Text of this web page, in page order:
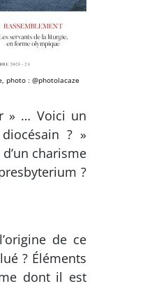
photo : @photolacaze
» … Voici un
? »
charisme
?
de ce
? Éléments
dont il est